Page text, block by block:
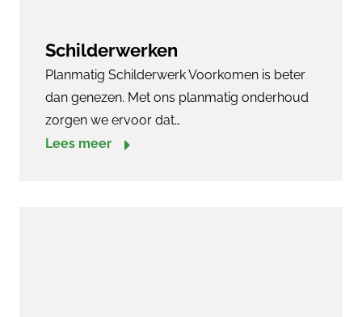
Schilderwerken
Planmatig Schilderwerk Voorkomen is beter
dan genezen. Met ons planmatig onderhoud
zorgen we ervoor dat…
Lees meer